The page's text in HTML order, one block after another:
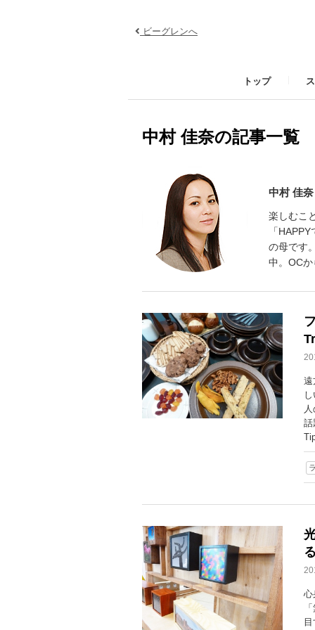
ビーグレンへ
トップ
中村 佳奈の記事一覧
中村 佳
楽しむこ
「
の母です
中。OC
遠
話
心